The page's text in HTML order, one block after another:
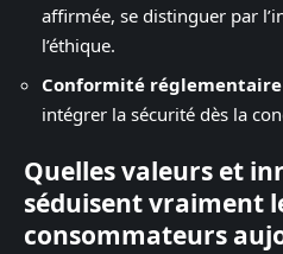
affirmée, se distinguer par
l’éthique.
Conformité réglementaire
intégrer la sécurité dès la
Quelles valeurs et
séduisent vraiment
consommateurs